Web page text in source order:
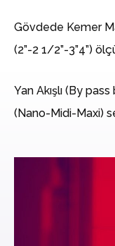
Gövdede Kemer
(2”-2 1/2”-3”4”)
Yan Akışlı (By
(Nano-Midi-Maxi)